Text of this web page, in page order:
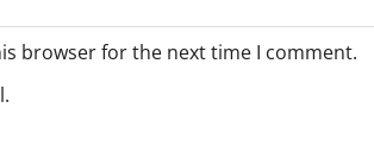
browser for the next time I comment.